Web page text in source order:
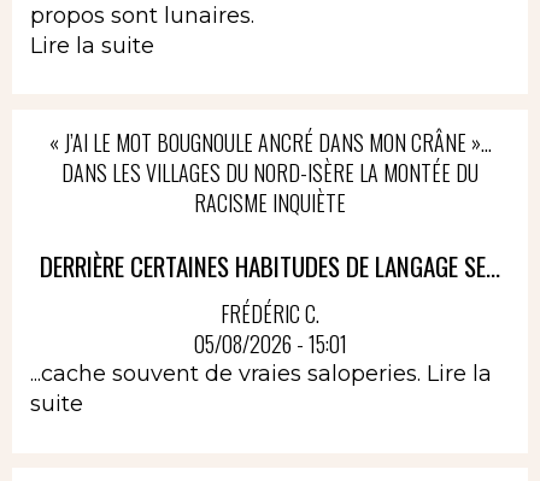
propos sont lunaires.
Lire la suite
« J’AI LE MOT BOUGNOULE ANCRÉ DANS MON CRÂNE »…
DANS LES VILLAGES DU NORD-ISÈRE LA MONTÉE DU
RACISME INQUIÈTE
DERRIÈRE CERTAINES HABITUDES DE LANGAGE SE...
FRÉDÉRIC C.
05/08/2026 - 15:01
...cache souvent de vraies saloperies. Lire la
suite